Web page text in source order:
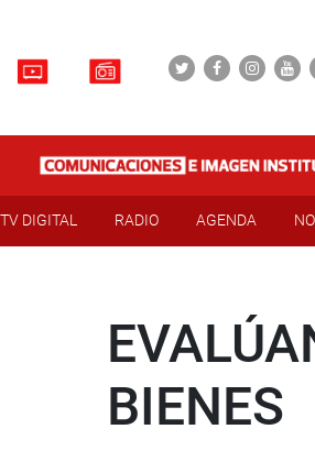
TV DIGITAL RADIO AGENDA
BIENES